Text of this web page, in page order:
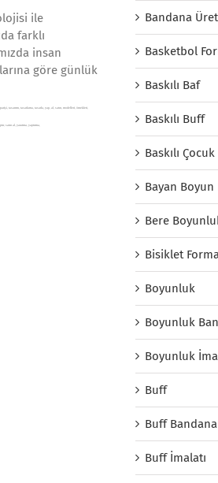
ile
farklı
insan
göre günlük
tasarımı, tasarlama, tasarla, yap, al, satın, modelleri, örnekleri,
satın al, yaratma, yaptırma,
Bandana
Basketbol
Baskılı Baf
Baskılı Buff
Baskılı
Bayan Boyun
Bere
Bisiklet
Boyunluk
Boyunluk
Boyunluk
Buff
Buff
Buff İmalatı